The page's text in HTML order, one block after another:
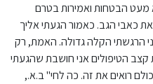
מעט הבטחות ואמירות בטרם
כאבי הגב. כאמור הגעתי אליך
הרגשתי הקלה גדולה. האמת, רק
הטיפולים אני חושבת שהגעתי
רואים את זה. כה לחי" ב.א.,